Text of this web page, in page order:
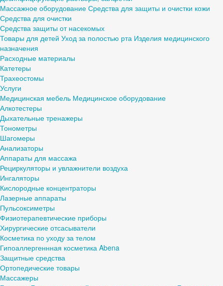
Массажное оборудование Средства для защиты и очистки кожи
Средства для очистки
Средства защиты от насекомых
Товары для детей Уход за полостью рта Изделия медицинского
назначения
Расходные материалы
Катетеры
Трахеостомы
Услуги
Медицинская мебель Медицинское оборудование
Алкотестеры
Дыхательные тренажеры
Тонометры
Шагомеры
Анализаторы
Аппараты для массажа
Рециркуляторы и увлажнители воздуха
Ингаляторы
Кислородные концентраторы
Лазерные аппараты
Пульсоксиметры
Физиотерапевтические приборы
Хирургические отсасыватели
Косметика по уходу за телом
Гипоаллергеннная косметика Abena
Защитные средства
Ортопедические товары
Массажеры